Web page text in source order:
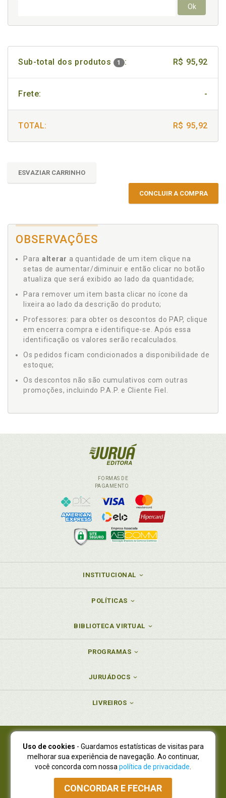
Ok
Sub-total dos produtos 1 : R$ 95,92
Frete: -
TOTAL: R$ 95,92
ESVAZIAR CARRINHO
CONCLUIR A COMPRA
OBSERVAÇÕES
Para alterar a quantidade de um item clique na
setas de aumentar/diminuir e então clicar no botão
atualiza que será exibido ao lado da quantidade;
Para remover um item basta clicar no ícone da
lixeira ao lado da descrição do produto;
Professores: para obter os descontos do PAP, clique
em encerra compra e identifique-se. Após essa
identificação os valores serão recalculados.
Os pedidos ficam condicionados a disponibilidade de
estoque;
Os descontos não são cumulativos com outras
promoções, incluindo P.A.P. e Cliente Fiel.
FORMAS DE
PAGAMENTO
INSTITUCIONAL
POLÍTICAS
BIBLIOTECA VIRTUAL
PROGRAMAS
JURUÁDOCS
LIVREIROS
Juruá Editora Ltda., CNPJ 77.535.508/0001-19
Juruá Informática Ltda., CNPJ 01.701.561/0001-80
NOVO ENDEREÇO:R. Flávio Dallegrave, 7665, São Lourenço |
Curitiba - Paraná - CEP 82210-310
Atendimento: (41) 4009-3900|Vendas Atacado: (41) 4009-3939
Uso de cookies - Guardamos estatísticas de visitas para
melhorar sua experiência de navegação. Ao continuar,
você concorda com nossa política de privacidade
CONCORDAR E FECHAR